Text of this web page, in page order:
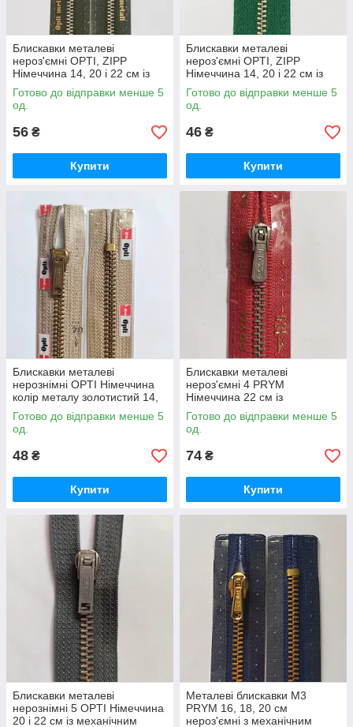
Блискавки металеві
нероз'ємні OPTI, ZIPP
Німеччина 14, 20 і 22 см із
фіксатором різні кольори
Готово до відправки менше 5
од.
56 ₴
Купити
Блискавки металеві
нероз'ємні OPTI, ZIPP
Німеччина 14, 20 і 22 см із
фіксатором різні кольори
Готово до відправки менше 5
од.
46 ₴
Купити
Блискавки металеві
нерознімні OPTI Німеччина
колір металу золотистий 14,
20, 22 см із фіксатором різні
кольори
Готово до відправки менше 5
од.
48 ₴
Купити
Блискавки металеві
нероз'ємні 4 PRYM
Німеччина 22 см із
механічним фіксатором різні
кольори
Готово до відправки менше 5
од.
74 ₴
Купити
Блискавки металеві
нерознімні 5 OPTI Німеччина
20 і 22 см із механічним
Металеві блискавки М3
PRYM 16, 18, 20 см
нероз'ємні з механічним